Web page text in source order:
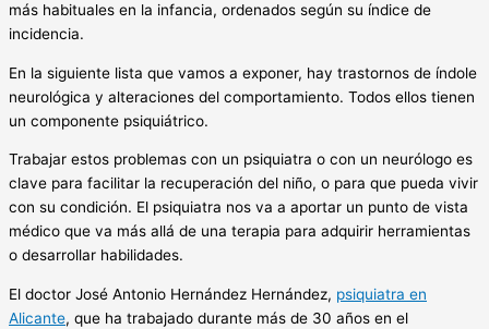
más habituales en la infancia, ordenados según su índice de
incidencia.
En la siguiente lista que vamos a exponer, hay trastornos de índole
neurológica y alteraciones del comportamiento. Todos ellos tienen
un componente psiquiátrico.
Trabajar estos problemas con un psiquiatra o con un neurólogo es
clave para facilitar la recuperación del niño, o para que pueda vivir
con su condición. El psiquiatra nos va a aportar un punto de vista
médico que va más allá de una terapia para adquirir herramientas
o desarrollar habilidades.
El doctor José Antonio Hernández Hernández, psiquiatra en
Alicante, que ha trabajado durante más de 30 años en el